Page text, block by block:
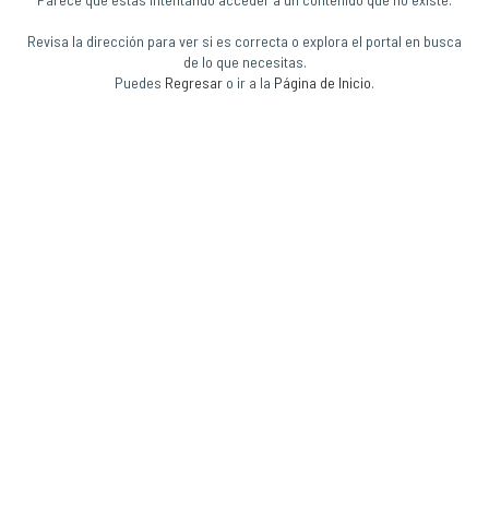
Revisa la dirección para ver si es correcta o explora el portal en busca
de lo que necesitas.
Puedes Regresar o ir a la Página de Inicio.